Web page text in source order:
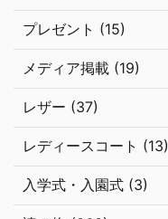
プレゼント (15)
メディア掲載 (19)
レザー (37)
レディースコート (13)
入学式・入園式 (3)